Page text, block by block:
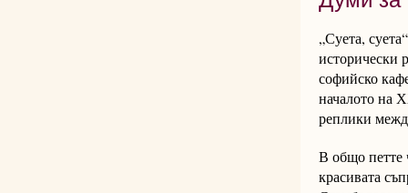
„Суета,
исторически
софийско
началото на
реплики
В общо петте
красивата